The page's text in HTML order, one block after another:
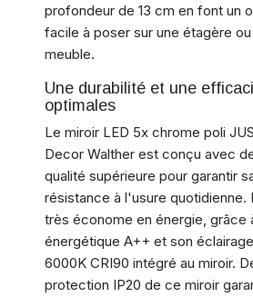
profondeur de 13 cm en font un
facile à poser sur une étagère
meuble.
Une durabilité et une
optimales
Le miroir LED 5x chrome poli
Decor Walther est conçu avec
qualité supérieure pour garantir
résistance à l'usure quotidienne.
très économe en énergie, grâce
énergétique A++ et son
6000K CRI90 intégré au miroir.
protection IP20 de ce miroir